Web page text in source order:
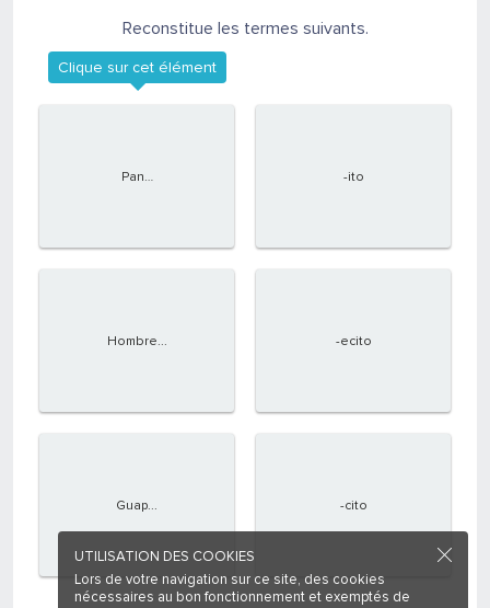
Reconstitue les termes suivants.
Pan…
Hombre...
Guap...
-ito
-ecito
-cito
Clique sur cet élément
UTILISATION DES COOKIES
Lors de votre navigation sur ce site, des cookies
nécessaires au bon fonctionnement et exemptés de